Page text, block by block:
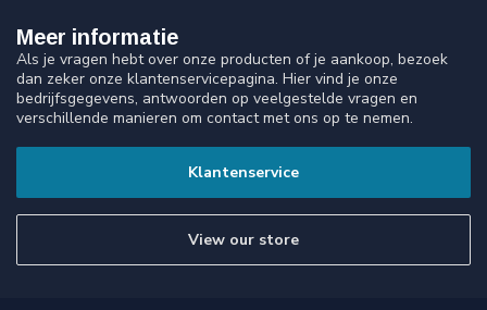
Meer informatie
Als je vragen hebt over onze producten of je aankoop, bezoek
dan zeker onze klantenservicepagina. Hier vind je onze
bedrijfsgegevens, antwoorden op veelgestelde vragen en
verschillende manieren om contact met ons op te nemen.
Klantenservice
View our store